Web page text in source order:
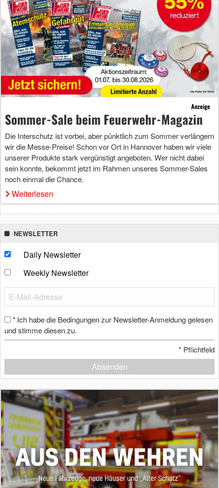
Anzeige
Sommer-Sale beim Feuerwehr-Magazin
Die Interschutz ist vorbei, aber pünktlich zum Sommer verlängern
wir die Messe-Preise! Schon vor Ort in Hannover haben wir viele
unserer Produkte stark vergünstigt angeboten. Wer nicht dabei
sein konnte, bekommt jetzt im Rahmen unseres Sommer-Sales
noch einmal die Chance.
Weiterlesen
NEWSLETTER
Daily Newsletter
Weekly Newsletter
* Ich habe die Bedingungen zur Newsletter-Anmeldung gelesen
und stimme diesen zu.
* Pflichtfeld
Absenden